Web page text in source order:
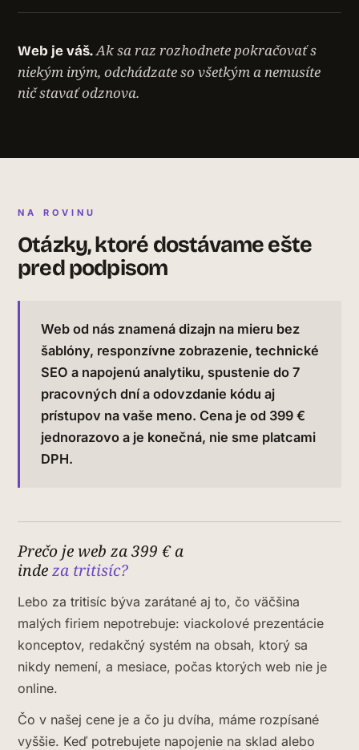
Web je váš.Ak sa raz rozhodnete pokračovať s
niekým iným, odchádzate so všetkým a nemusíte
nič stavať odznova.
NA ROVINU
Otázky, ktoré dostávame ešte
pred podpisom
Web od nás znamená dizajn na mieru bez
šablóny, responzívne zobrazenie, technické
SEO a napojenú analytiku, spustenie do 7
pracovných dní a odovzdanie kódu aj
prístupov na vaše meno. Cena je od 399 €
jednorazovo a je konečná, nie sme platcami
DPH.
Prečo je web za 399 € a
indeza tritisíc?
Lebo za tritisíc býva zarátané aj to, čo väčšina
malých firiem nepotrebuje: viackolové prezentácie
konceptov, redakčný systém na obsah, ktorý sa
nikdy nemení, a mesiace, počas ktorých web nie je
online.
Čo v našej cene je a čo ju dvíha, máme rozpísané
vyššie. Keď potrebujete napojenie na sklad alebo